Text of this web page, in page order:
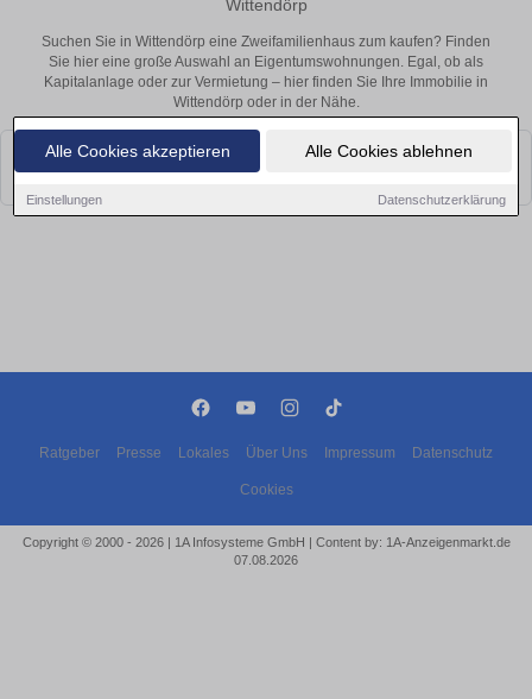
Alle Cookies akzeptieren Alle Cookies ablehnen
Einstellungen Datenschutzerklärung
Wittendörp
Suchen Sie in Wittendörp eine Zweifamilienhaus zum kaufen? Finden
Sie hier eine große Auswahl an Eigentumswohnungen. Egal, ob als
Kapitalanlage oder zur Vermietung – hier finden Sie Ihre Immobilie in
Wittendörp oder in der Nähe.
Leider konnten wir derzeit keine passenden Objekte finden. Schauen Sie
bald wieder vorbei!
Ratgeber Presse Lokales Über Uns Impressum Datenschutz
Cookies
Copyright © 2000 - 2026 | 1A Infosysteme GmbH | Content by: 1A-Anzeigenmarkt.de
07.08.2026